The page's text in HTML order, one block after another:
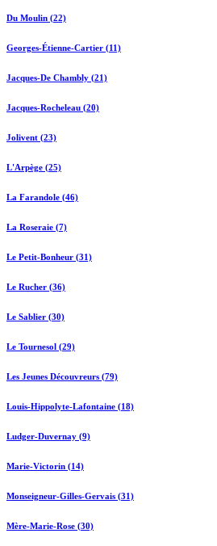
Du Moulin (22)
Georges-Étienne-Cartier (11)
Jacques-De Chambly (21)
Jacques-Rocheleau (20)
Jolivent (23)
L'Arpège (25)
La Farandole (46)
La Roseraie (7)
Le Petit-Bonheur (31)
Le Rucher (36)
Le Sablier (30)
Le Tournesol (29)
Les Jeunes Découvreurs (79)
Louis-Hippolyte-Lafontaine (18)
Ludger-Duvernay (9)
Marie-Victorin (14)
Monseigneur-Gilles-Gervais (31)
Mère-Marie-Rose (30)